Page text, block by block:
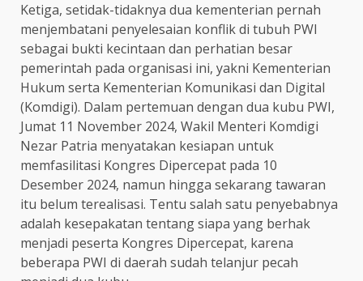
Ketiga, setidak-tidaknya dua kementerian pernah
menjembatani penyelesaian konflik di tubuh PWI
sebagai bukti kecintaan dan perhatian besar
pemerintah pada organisasi ini, yakni Kementerian
Hukum serta Kementerian Komunikasi dan Digital
(Komdigi). Dalam pertemuan dengan dua kubu PWI,
Jumat 11 November 2024, Wakil Menteri Komdigi
Nezar Patria menyatakan kesiapan untuk
memfasilitasi Kongres Dipercepat pada 10
Desember 2024, namun hingga sekarang tawaran
itu belum terealisasi. Tentu salah satu penyebabnya
adalah kesepakatan tentang siapa yang berhak
menjadi peserta Kongres Dipercepat, karena
beberapa PWI di daerah sudah telanjur pecah